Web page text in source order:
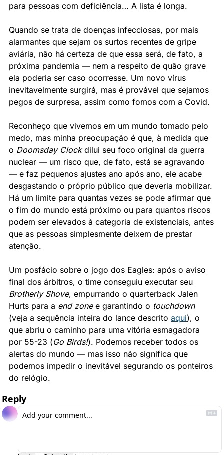
para pessoas com deficiência… A lista é longa.
Quando se trata de doenças infecciosas, por mais
alarmantes que sejam os surtos recentes de gripe
aviária, não há certeza de que essa será, de fato, a
próxima pandemia — nem a respeito de quão grave
ela poderia ser caso ocorresse. Um novo vírus
inevitavelmente surgirá, mas é provável que sejamos
pegos de surpresa, assim como fomos com a Covid.
Reconheço que vivemos em um mundo tomado pelo
medo, mas minha preocupação é que, à medida que
o Doomsday Clock dilui seu foco original da guerra
nuclear — um risco que, de fato, está se agravando
— e faz pequenos ajustes ano após ano, ele acabe
desgastando o próprio público que deveria mobilizar.
Há um limite para quantas vezes se pode afirmar que
o fim do mundo está próximo ou para quantos riscos
podem ser elevados à categoria de existenciais, antes
que as pessoas simplesmente deixem de prestar
atenção.
Um posfácio sobre o jogo dos Eagles: após o aviso
Brotherly Shove, empurrando o quarterback Jalen
Hurts para a end zone e garantindo o touchdown
(veja a sequência inteira do lance descrito aqui), o
que abriu o caminho para uma vitória esmagadora
por 55-23 (Go Birds!). Podemos receber todos os
alertas do mundo — mas isso não significa que
podemos impedir o inevitável segurando os ponteiros
do relógio.
Reply